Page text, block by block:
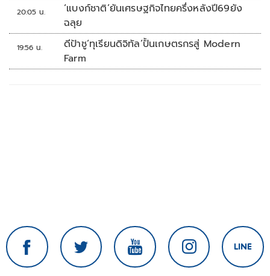
20:05 น.
‘แบงก์ชาติ’ยันเศรษฐกิจไทยครึ่งหลังปี69ยัง
ฉลุย
19:56 น.
ดีป้าชู‘ทุเรียนดิจิทัล’ปั้นเกษตรกรสู่ Modern
Farm